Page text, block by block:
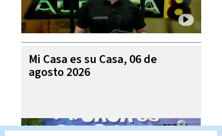
Mi Casa es su Casa, 06 de
agosto 2026